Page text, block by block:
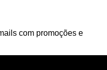
com promoções e